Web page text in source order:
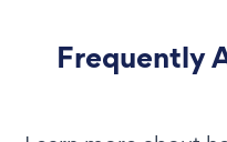
Frequently